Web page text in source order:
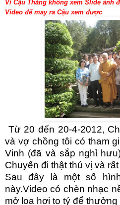
Vì Cậu Thắng không xem Slide ảnh
Video để may ra Cậu xem được
Từ 20 đến 20-4-2012,
và vợ chồng tôi có tham
Vinh (đã và sắp nghỉ
Chuyến đi thật thú vị và rất
Sau đây là một số
này.Video có chèn nhạc
mở loa hơi to tý để thưởng